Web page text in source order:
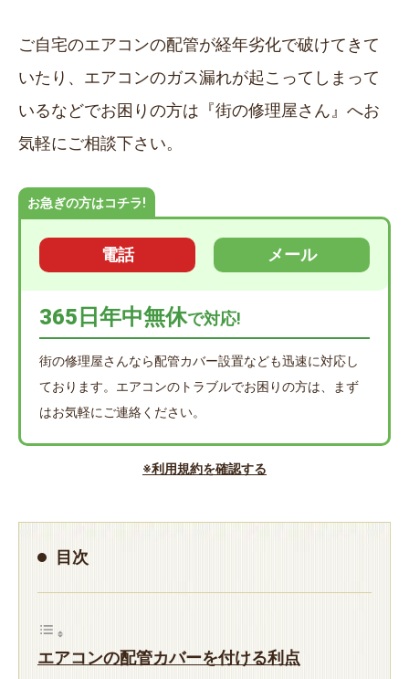
ご自宅のエアコンの配管が経年劣化で破けてきて
いたり、エアコンのガス漏れが起こってしまって
いるなどでお困りの方は『街の修理屋さん』へお
気軽にご相談下さい。
お急ぎの方はコチラ!
365日年中無休で対応!
街の修理屋さんなら配管カバー設置なども迅速に対応し
ております。エアコンのトラブルでお困りの方は、まず
はお気軽にご連絡ください。
電話 メール
※利用規約を確認する
目次
エアコンの配管カバーを付ける利点